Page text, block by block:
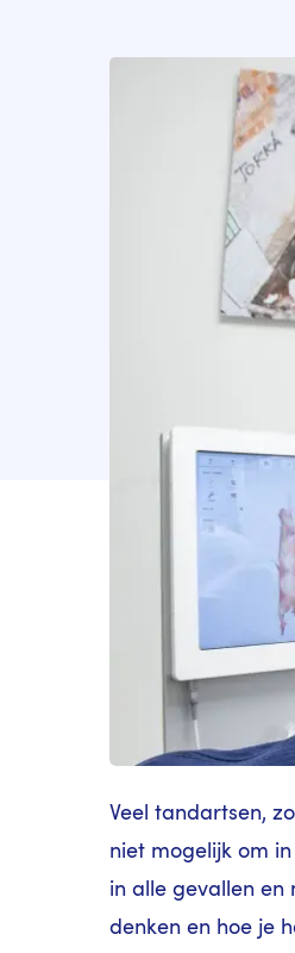
Veel tandartsen,
niet mogelijk om
in alle gevallen en
denken en hoe je